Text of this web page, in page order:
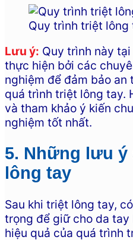
Quy trình triệt lông
Lưu ý: Quy trình này
thực hiện bởi các
nghiệm để đảm bảo an
quá trình triệt lông tay.
và tham khảo ý kiến
nghiệm tốt nhất.
5. Những lưu
lông tay
Sau khi triệt lông tay,
trọng để giữ cho da tay
hiệu quả của quá trình